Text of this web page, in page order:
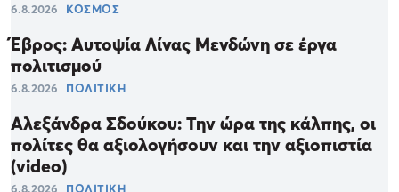
6.8.2026 ΚΟΣΜΟΣ
Έβρος: Αυτοψία Λίνας Μενδώνη σε έργα
πολιτισμού
6.8.2026 ΠΟΛΙΤΙΚΗ
Αλεξάνδρα Σδούκου: Την ώρα της κάλπης, οι
πολίτες θα αξιολογήσουν και την αξιοπιστία
(video)
6.8.2026 ΠΟΛΙΤΙΚΗ